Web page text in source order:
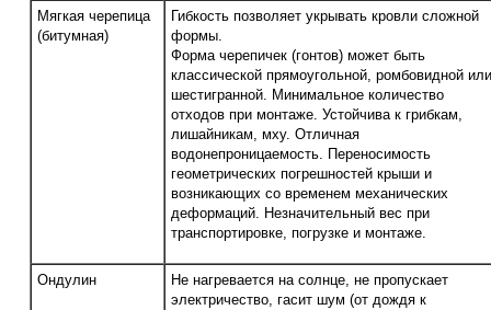
Мягкая черепица
(битумная)
Гибкость позволяет укрывать кровли сложной
формы.
Форма черепичек (гонтов) может быть
классической прямоугольной, ромбовидной или
шестигранной. Минимальное количество
отходов при монтаже. Устойчива к грибкам,
лишайникам, мху. Отличная
водонепроницаемость. Переносимость
геометрических погрешностей крыши и
возникающих со временем механических
деформаций. Незначительный вес при
транспортировке, погрузке и монтаже.
Ондулин
Не нагревается на солнце, не пропускает
электричество, гасит шум (от дождя к